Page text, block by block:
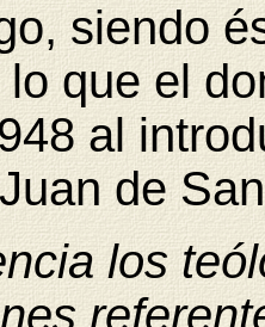
siendo
que el
al
de
los